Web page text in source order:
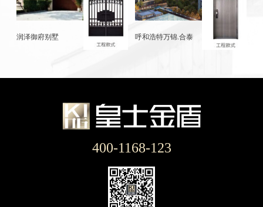
润泽御府别墅 呼和浩特万锦.合泰
400-1168-123